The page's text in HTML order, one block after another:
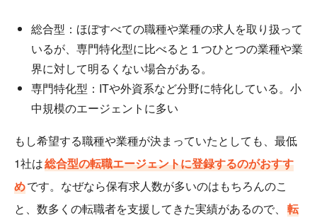
総合型：ほぼすべての職種や業種の求人を取り扱って
いるが、専門特化型に比べると１つひとつの業種や業
界に対して明るくない場合がある。
専門特化型：ITや外資系など分野に特化している。小
中規模のエージェントに多い
もし希望する職種や業種が決まっていたとしても、最低
1社は総合型の転職エージェントに登録するのがおすす
めです。なぜなら保有求人数が多いのはもちろんのこ
と、数多くの転職者を支援してきた実績があるので、 転